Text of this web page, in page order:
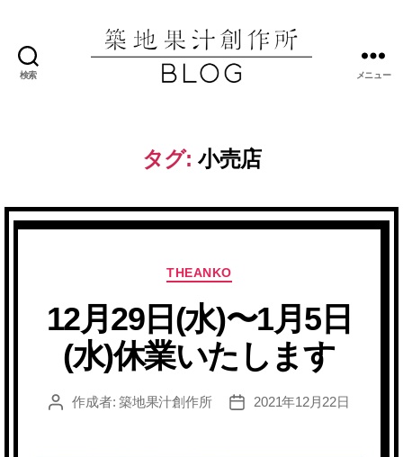
検索
汁
創
所
ブ
グ
メニュー
タグ: 小売店
カ
ゴ
リ
ー
THEANKO
12月29日(水)〜1月5日
(水)休業いたします
投
作成者:築地果汁創作所
投
2021年12月22日